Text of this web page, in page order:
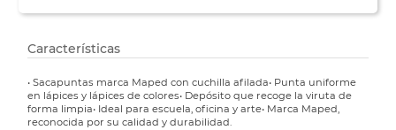
Características
• Sacapuntas marca Maped con cuchilla afilada• Punta uniforme
en lápices y lápices de colores• Depósito que recoge la viruta de
forma limpia• Ideal para escuela, oficina y arte• Marca Maped,
reconocida por su calidad y durabilidad.